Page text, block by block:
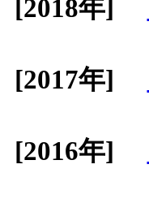
[2018年]
[2017年]
[2016年]